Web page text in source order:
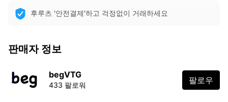
후루츠 '안전결제'하고 걱정없이 거래하세요
판매자 정보
begVTG
433 팔로워 팔로우